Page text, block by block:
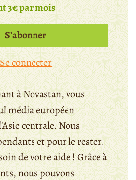
3€ par mois
S’abonner
Se connecter
à Novastan, vous
média européen
centrale. Nous
et pour le rester,
de votre aide ! Grâce à
nous pouvons